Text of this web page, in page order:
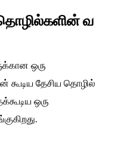
வ
ஒரு
கூடிய தேசிய தொழில்
ஒரு